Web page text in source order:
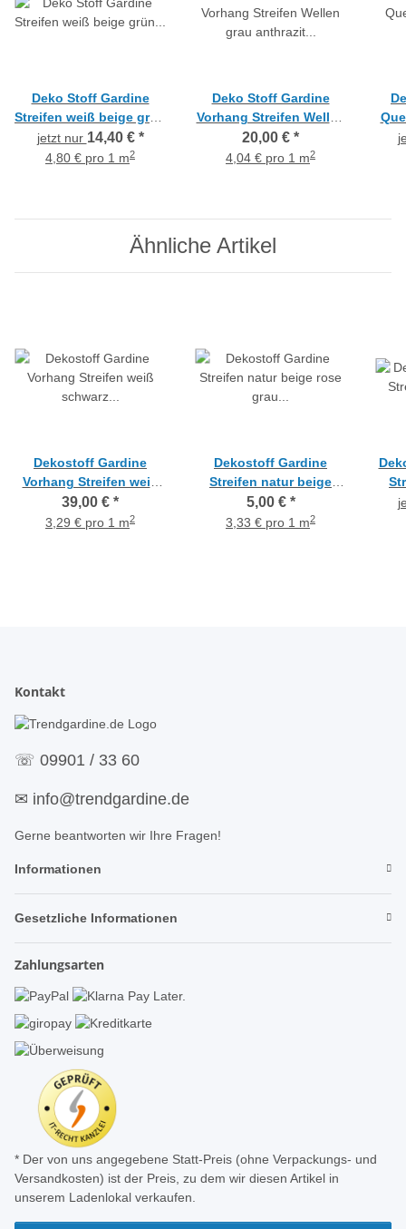
Deko Stoff Gardine
Streifen weiß beige grün
teiltransp., Reststück 2
m
jetzt nur 14,40 € *
4,80 € pro 1 m2
Deko Stoff Gardine
Vorhang Streifen Wellen
grau anthrazit lila.,
Reststück 3,3 m
20,00 € *
4,04 € pro 1 m2
Ähnliche Artikel
Dekostoff Gardine
Vorhang Streifen weiß
schwarz teiltransparent,
Reststück 7,9 m
39,00 € *
3,29 € pro 1 m2
Dekostoff Gardine
Streifen natur beige
rose grau
teiltransparent,
5,00 € *
3,33 € pro 1 m2
Kontakt
☏ 09901 / 33 60
✉ info@trendgardine.de
Gerne beantworten wir Ihre Fragen!
Informationen
Gesetzliche Informationen
Zahlungsarten
* Der von uns angegebene Statt-Preis (ohne Verpackungs- und
Versandkosten) ist der Preis, zu dem wir diesen Artikel in
unserem Ladenlokal verkaufen.